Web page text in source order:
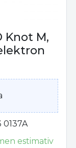
Knot M,
0137A
estimativ